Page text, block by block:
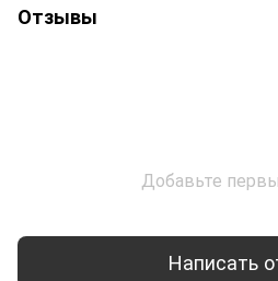
Отзывы
Добавьте
Написать